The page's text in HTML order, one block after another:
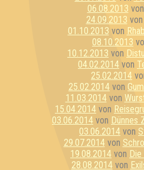
06.08.2013 von
24.09.2013 von
01.10.2013 von
08.10.2013
10.12.2013 von
04.02.2014 von
25.02.2014
25.02.2014 von
11.03.2014von
15.04.2014 von
03.06.2014 von Dünnes
03.06.2014 von
29.07.2014von
19.08.2014 von
28.08.2014von